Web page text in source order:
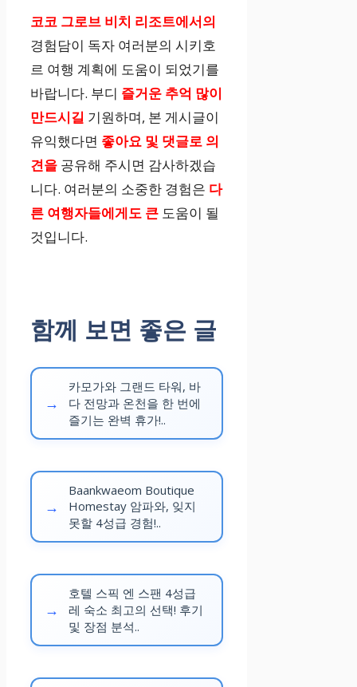
코코 그로브 비치 리조트에서의
경험담이 독자 여러분의 시키호
르 여행 계획에 도움이 되었기를
바랍니다. 부디 즐거운 추억 많이
만드시길 기원하며, 본 게시글이
유익했다면 좋아요 및 댓글로 의
견을 공유해 주시면 감사하겠습
니다. 여러분의 소중한 경험은 다
른 여행자들에게도 큰 도움이 될
것입니다.
함께 보면 좋은 글
카모가와 그랜드 타워, 바
다 전망과 온천을 한 번에
즐기는 완벽 휴가!..
Baankwaeom Boutique
Homestay 암파와, 잊지
못할 4성급 경험!..
호텔 스픽 엔 스팬 4성급
레 숙소 최고의 선택! 후기
및 장점 분석..